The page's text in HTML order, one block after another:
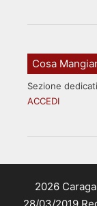
Cosa
Sezione
ACCEDI
2026